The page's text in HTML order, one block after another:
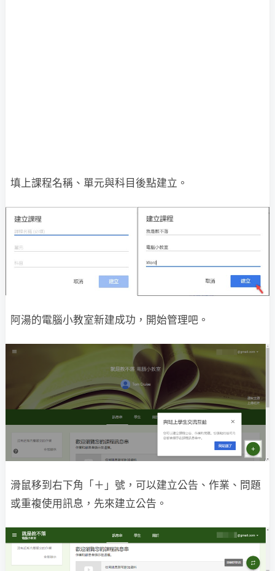
填上課程名稱、單元與科目後點建立。
阿湯的電腦小教室新建成功，開始管理吧。
滑鼠移到右下角「＋」號，可以建立公告、作業、問題
或重複使用訊息，先來建立公告。